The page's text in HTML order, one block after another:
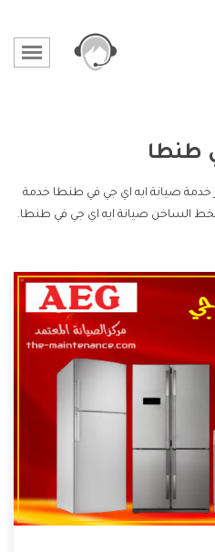
طنطا
صيانة ايه اي جي في طنطا خدمة
الساخن صيانة ايه اي جي في طنطا.